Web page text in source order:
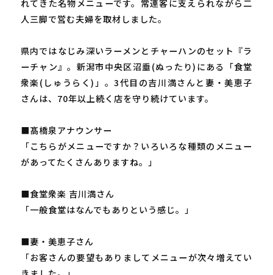
れてきた名物メニューです。常連客に支えられながら二
人三脚で営む夫婦を取材しました。
県内ではなじみ深いラーメンとチャーハンのセット『ラ
ーチャン』。新潟市中央区沼垂(ぬったり)にある「食堂
衆楽(しゅうらく)」。3代目の吉川満さんと妻・美恵子
さんは、70年以上続く店を守り続けています。
■髙橋泉アナウンサー
「こちらがメニューですか？いろいろな種類のメニュー
があってたくさんありますね。」
■食堂衆楽 吉川満さん
「一般食堂はなんでもありという感じ。」
■妻・美恵子さん
「お客さんの要望もありましてメニューが次々増えてい